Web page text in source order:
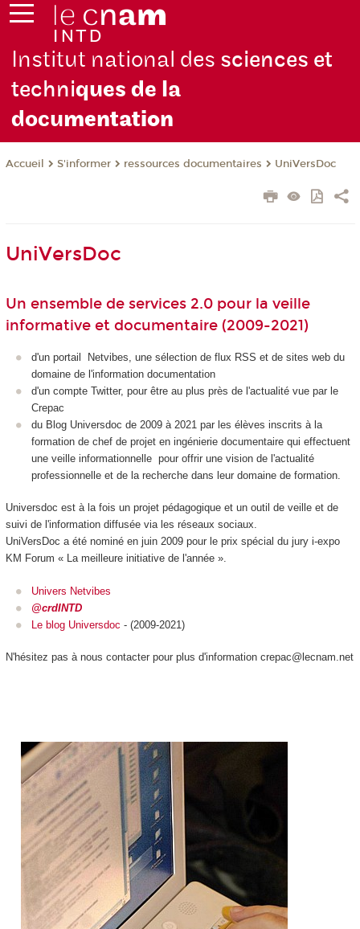
Institut national des sciences et
techniques de la
documentation
Accueil S'informer ressources documentaires UniVersDoc
UniVersDoc
Un ensemble de services 2.0 pour la veille
informative et documentaire (2009-2021)
d'un portail Netvibes, une sélection de flux RSS et de sites web du
domaine de l'information documentation
d'un compte Twitter, pour être au plus près de l'actualité vue par le
Crepac
du Blog Universdoc de 2009 à 2021 par les élèves inscrits à la
formation de chef de projet en ingénierie documentaire qui effectuent
une veille informationnelle pour offrir une vision de l'actualité
professionnelle et de la recherche dans leur domaine de formation.
Universdoc est à la fois un projet pédagogique et un outil de veille et de
suivi de l'information diffusée via les réseaux sociaux.
UniVersDoc a été nominé en juin 2009 pour le prix spécial du jury i-expo
KM Forum « La meilleure initiative de l'année ».
Univers Netvibes
@crdINTD
e blog Universdoc - (2009-2021)
N'hésitez pas à nous contacter pour plus d'information crepac@lecnam.net